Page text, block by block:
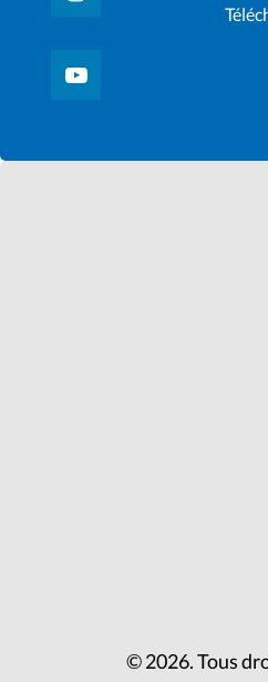
© 2026. Tous